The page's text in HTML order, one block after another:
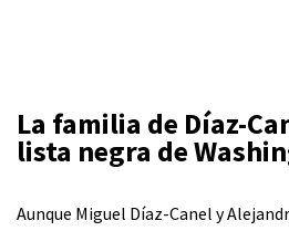
La familia de Díaz-
lista negra de
Aunque Miguel Díaz-Canel y